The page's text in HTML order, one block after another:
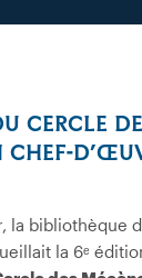
CERCLE
CHEF-
la bibliothèque
la 6ᵉ